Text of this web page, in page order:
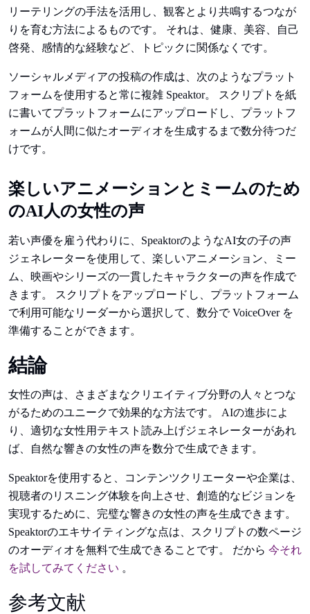
リーテリングの手法を活用し、観客とより共鳴するつなが
りを育む方法によるものです。 それは、健康、美容、自己
啓発、感情的な経験など、トピックに関係なくです。
ソーシャルメディアの投稿の作成は、次のようなプラット
フォームを使用すると常に複雑 Speaktor。 スクリプトを紙
に書いてプラットフォームにアップロードし、プラットフ
ォームが人間に似たオーディオを生成するまで数分待つだ
けです。
楽しいアニメーションとミームのため
のAI人の女性の声
若い声優を雇う代わりに、SpeaktorのようなAI女の子の声
ジェネレーターを使用して、楽しいアニメーション、ミー
ム、映画やシリーズの一貫したキャラクターの声を作成で
きます。 スクリプトをアップロードし、プラットフォーム
で利用可能なリーダーから選択して、数分で VoiceOver を
準備することができます。
結論
女性の声は、さまざまなクリエイティブ分野の人々とつな
がるためのユニークで効果的な方法です。 AIの進歩によ
り、適切な女性用テキスト読み上げジェネレーターがあれ
ば、自然な響きの女性の声を数分で生成できます。
Speaktorを使用すると、コンテンツクリエーターや企業は、
視聴者のリスニング体験を向上させ、創造的なビジョンを
実現するために、完璧な響きの女性の声を生成できます。
Speaktorのエキサイティングな点は、スクリプトの数ページ
のオーディオを無料で生成できることです。 だから 今それ
を試してみてください 。
参考文献